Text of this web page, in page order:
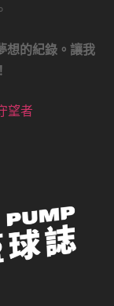
想的紀錄。讓我
望者